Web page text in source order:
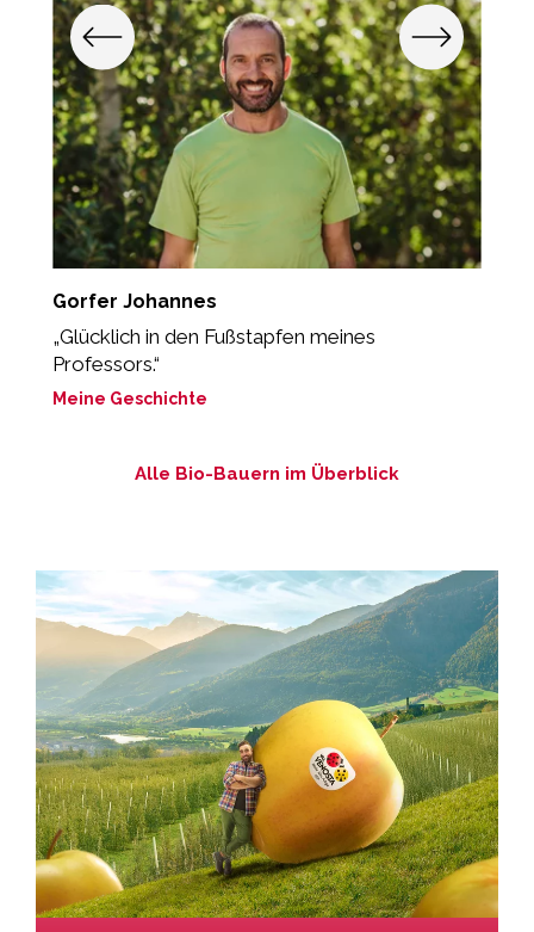
Gorfer Johannes
„Glücklich in den Fußstapfen meines
Professors.“
Meine Geschichte
Alle Bio-Bauern im Überblick